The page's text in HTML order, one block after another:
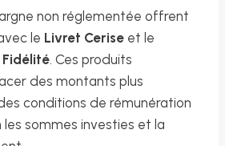
non réglementée offrent
le Livret Cerise et le
. Ces produits
des montants plus
conditions de rémunération
sommes investies et la